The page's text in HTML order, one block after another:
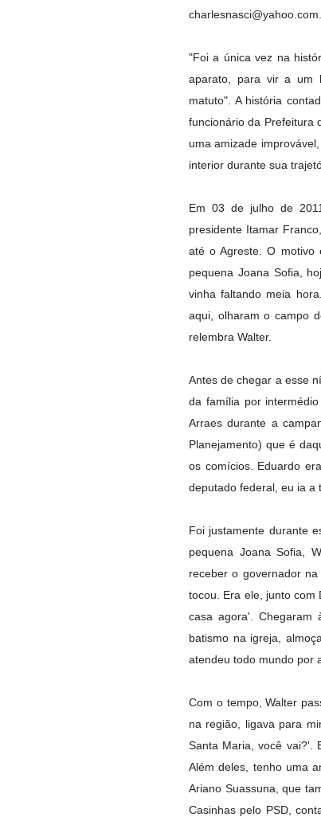
"Foi a única vez na
aparato, para vir a um
matuto". A história
funcionário da Prefeitura
uma amizade
interior durante sua
Em 03 de julho de
presidente Itamar
até o Agreste. O motivo
pequena Joana Sofia,
vinha faltando meia
aqui, olharam o campo
relembra Walter.
Antes de chegar a esse
da família por
Arraes durante a
Planejamento) que é
os comícios. Eduardo
deputado federal, eu ia a
Foi justamente durante
pequena Joana Sofia,
receber o governador
tocou. Era ele, junto com
casa agora'. Chegaram
batismo na igreja,
atendeu todo mundo por
Com o tempo, Walter
na região, ligava para
Santa Maria, você vai?'.
Além deles, tenho uma
Ariano Suassuna, que
Casinhas pelo PSD,